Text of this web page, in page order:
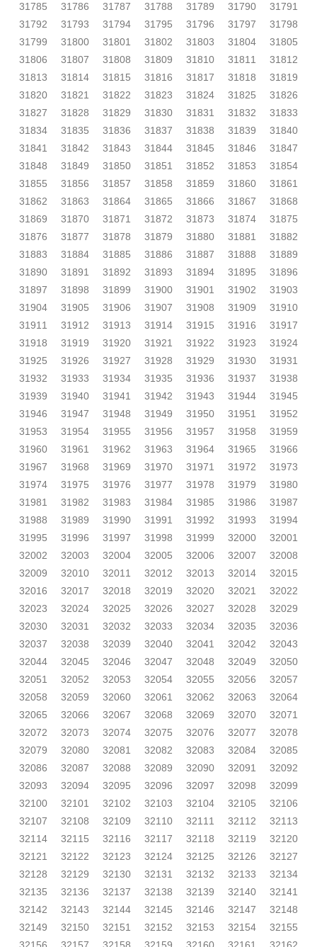
31785
31786 31787 31788 31789 31790
31791
31792
31793 31794 31795 31796 31797
31798
31799
31800 31801 31802 31803 31804
31805
31806
31807 31808 31809 31810 31811
31812
31813
31814 31815 31816 31817 31818
31819
31820
31821 31822 31823 31824 31825
31826
31827
31828 31829 31830 31831 31832
31833
31834
31835 31836 31837 31838 31839
31840
31841
31842 31843 31844 31845 31846
31847
31848
31849 31850 31851 31852 31853
31854
31855
31856 31857 31858 31859 31860
31861
31862
31863 31864 31865 31866 31867
31868
31869
31870 31871 31872 31873 31874
31875
31876
31877 31878 31879 31880 31881
31882
31883
31884 31885 31886 31887 31888
31889
31890
31891 31892 31893 31894 31895
31896
31897
31898 31899 31900 31901 31902
31903
31904
31905 31906 31907 31908 31909
31910
31911
31912 31913 31914 31915 31916
31917
31918
31919 31920 31921 31922 31923
31924
31925
31926 31927 31928 31929 31930
31931
31932
31933 31934 31935 31936 31937
31938
31939
31940 31941 31942 31943 31944
31945
31946
31947 31948 31949 31950 31951
31952
31953
31954 31955 31956 31957 31958
31959
31960
31961 31962 31963 31964 31965
31966
31967
31968 31969 31970 31971 31972
31973
31974
31975 31976 31977 31978 31979
31980
31981
31982 31983 31984 31985 31986
31987
31988
31989 31990 31991 31992 31993
31994
31995
31996 31997 31998 31999 32000
32001
32002
32003 32004 32005 32006 32007
32008
32009
32010 32011 32012 32013 32014
32015
32016
32017 32018 32019 32020 32021
32022
32023
32024 32025 32026 32027 32028
32029
32030
32031 32032 32033 32034 32035
32036
32037
32038 32039 32040 32041 32042
32043
32044
32045 32046 32047 32048 32049
32050
32051
32052 32053 32054 32055 32056
32057
32058
32059 32060 32061 32062 32063
32064
32065
32066 32067 32068 32069 32070
32071
32072
32073 32074 32075 32076 32077
32078
32079
32080 32081 32082 32083 32084
32085
32086
32087 32088 32089 32090 32091
32092
32093
32094 32095 32096 32097 32098
32099
32100
32101 32102 32103 32104 32105
32106
32107
32108 32109 32110 32111 32112
32113
32114
32115 32116 32117 32118 32119
32120
32121
32122 32123 32124 32125 32126
32127
32128
32129 32130 32131 32132 32133
32134
32135
32136 32137 32138 32139 32140
32141
32142
32143 32144 32145 32146 32147
32148
32149
32150 32151 32152 32153 32154
32155